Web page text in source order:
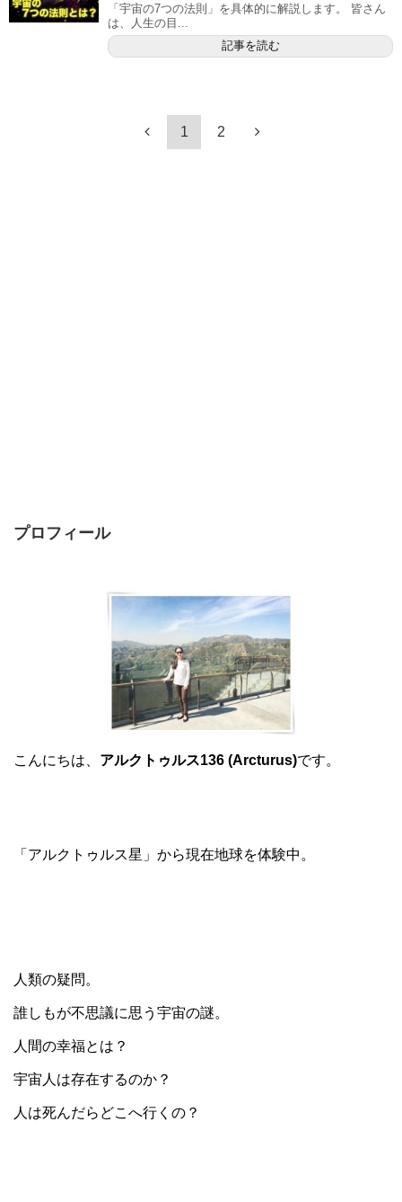
「宇宙の7つの法則」を具体的に解説します。 皆さん
は、人生の目...
記事を読む
1 2
プロフィール
こんにちは、 アルクトゥルス136 (Arcturus)です。
「アルクトゥルス星」から現在地球を体験中。
人類の疑問。
誰しもが不思議に思う宇宙の謎。
人間の幸福とは？
宇宙人は存在するのか？
人は死んだらどこへ行くの？